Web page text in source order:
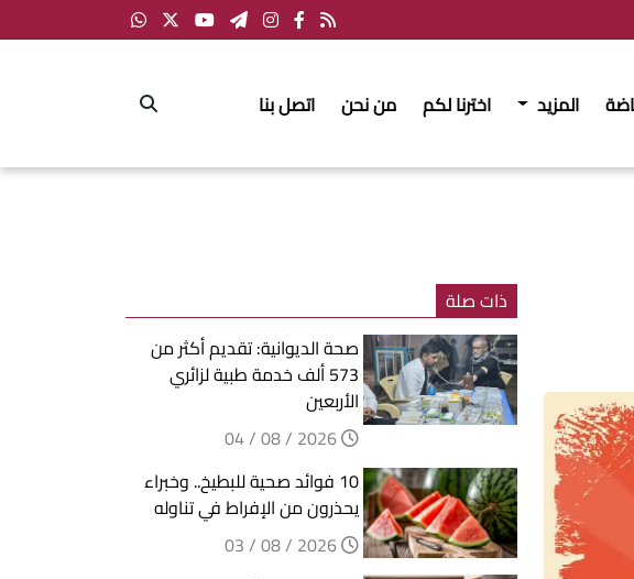
المزيد اخترنا لكم من نحن اتصل بنا
ذات صلة
صحة الديوانية: تقديم أكثر من
573 ألف خدمة طبية لزائري
الأربعين
10 فوائد صحية للبطيخ.. وخبراء
يحذرون من الإفراط في تناوله